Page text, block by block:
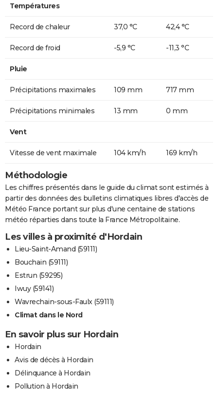
Températures
Record de chaleur 37,0 °C 42,4 °C
Record de froid -5,9 °C -11,3 °C
Pluie
Précipitations maximales 109 mm 717 mm
Précipitations minimales 13 mm 0 mm
Vent
Vitesse de vent maximale 104 km/h 169 km/h
Méthodologie
Les chiffres présentés dans le guide du climat sont estimés à
partir des données des bulletins climatiques libres d'accès de
Météo France portant sur plus d'une centaine de stations
météo réparties dans toute la France Métropolitaine.
Les villes à proximité d'Hordain
Lieu-Saint-Amand (59111)
Bouchain (59111)
Estrun (59295)
Iwuy (59141)
Wavrechain-sous-Faulx (59111)
Climat dans le Nord
En savoir plus sur Hordain
Hordain
Avis de décès à Hordain
Délinquance à Hordain
Pollution à Hordain